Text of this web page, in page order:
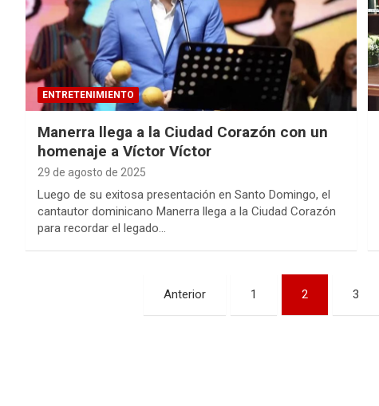
ENTRETENIMIENTO
Manerra llega a la Ciudad Corazón con un
homenaje a Víctor Víctor
29 de agosto de 2025
Luego de su exitosa presentación en Santo Domingo, el
cantautor dominicano Manerra llega a la Ciudad Corazón
para recordar el legado…
Anterior 1 2 3